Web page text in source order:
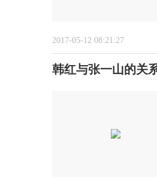
2017-05-12 08:21:27
韩红与张一山的关